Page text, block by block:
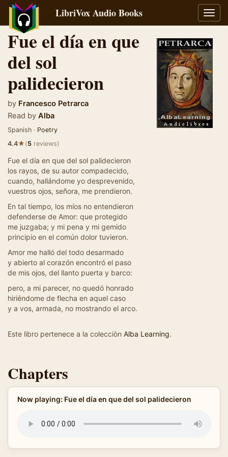
LibriVox Audio Books
Fue el día en que
del sol
palidecieron
by Francesco Petrarca
Read by Alba
Spanish · Poetry
4.4★(5 reviews)
Fue el día en que del sol palidecieron
los rayos, de su autor compadecido,
cuando, hallándome yo desprevenido,
vuestros ojos, señora, me prendieron.
En tal tiempo, los míos no entendieron
defenderse de Amor: que protegido
me juzgaba; y mi pena y mi gemido
principio en el común dolor tuvieron.
Amor me halló del todo desarmado
y abierto al corazón encontró el paso
de mis ojos, del llanto puerta y barco:
pero, a mi parecer, no quedó honrado
hiriéndome de flecha en aquel caso
y a vos, armada, no mostrando el arco.
Este libro pertenece a la colecciòn Alba Learning.
Chapters
Now playing: Fue el día en que del sol palidecieron